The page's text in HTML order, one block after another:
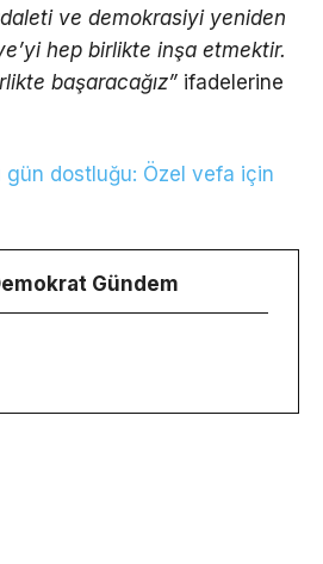
ve demokrasiyi yeniden
hep birlikte inşa etmektir.
başaracağız” ifadelerine
gün dostluğu: Özel vefa için
Gündem